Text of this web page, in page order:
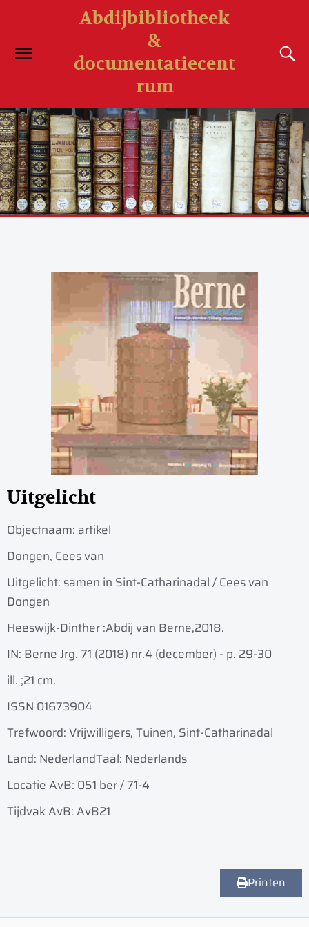
Abdijbibliotheek
&
documentatiecent
rum
Uitgelicht
Objectnaam: artikel
Dongen, Cees van
Uitgelicht: samen in Sint-Catharinadal / Cees van
Dongen
Heeswijk-Dinther :Abdij van Berne,2018.
IN: Berne Jrg. 71 (2018) nr.4 (december) - p. 29-30
ill. ;21 cm.
ISSN 01673904
Trefwoord: Vrijwilligers, Tuinen, Sint-Catharinadal
Land: NederlandTaal: Nederlands
Locatie AvB: 051 ber / 71-4
Tijdvak AvB: AvB21
Printen